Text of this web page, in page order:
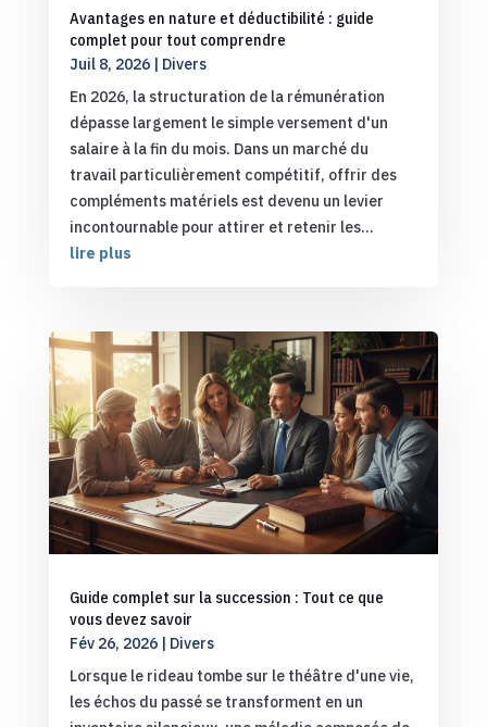
Avantages en nature et déductibilité : guide
complet pour tout comprendre
Juil 8, 2026| Divers
En 2026, la structuration de la rémunération
dépasse largement le simple versement d'un
salaire à la fin du mois. Dans un marché du
travail particulièrement compétitif, offrir des
compléments matériels est devenu un levier
incontournable pour attirer et retenir les...
lire plus
Guide complet sur la succession : Tout ce que
vous devez savoir
Fév 26, 2026| Divers
Lorsque le rideau tombe sur le théâtre d'une vie,
les échos du passé se transforment en un